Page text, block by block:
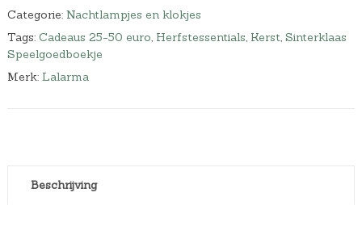
Categorie: Nachtlampjes en klokjes
Tags: Cadeaus 25-50 euro Herfstessentials Kerst Sinterklaas
Speelgoedboekje
Merk: Lalarma
Beschrijving